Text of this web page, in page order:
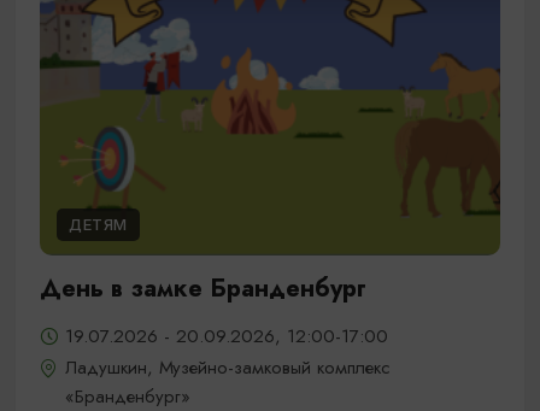
ДЕТЯМ
День в замке Бранденбург
19.07.2026 - 20.09.2026, 12:00-17:00
Ладушкин, Музейно-замковый комплекс
«Бранденбург»